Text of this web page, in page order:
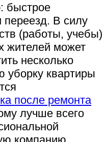
быстрое
В силу
(работы, учебы)
жителей может
несколько
уборку квартиры
после ремонта
лучше всего